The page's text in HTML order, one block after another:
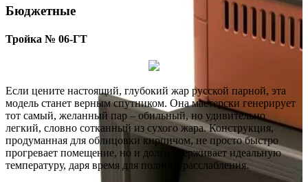
Бюджетные
Тройка № 06-ГТ
Если цените настоящий, глубокий жар русской парной, эта
модель станет верным спутником. Она мастерски генерирует
тот самый, желанный пар – обильный, но удивительно
легкий, словно сотканный из сухого жара. Конструкция,
продуманная для облицовки кирпичом, не просто быстро
прогревает помещение, но и долго удерживает идеальную
температуру, даря время для полного расслабления.